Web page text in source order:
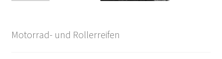
Motorrad- und Rollerreifen